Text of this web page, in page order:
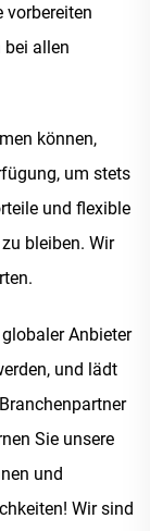
vorbereiten
bei allen
können,
um stets
und flexible
bleiben. Wir
Anbieter
und lädt
Sie unsere
und
Wir sind